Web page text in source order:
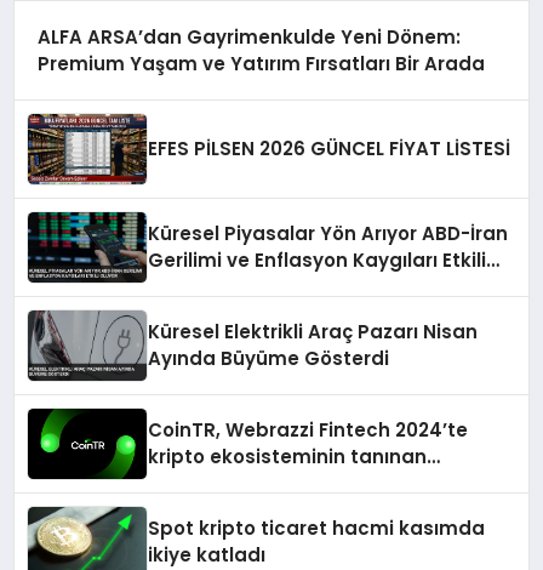
ALFA ARSA’dan Gayrimenkulde Yeni Dönem:
Premium Yaşam ve Yatırım Fırsatları Bir Arada
EFES PİLSEN 2026 GÜNCEL FİYAT LİSTESİ
Küresel Piyasalar Yön Arıyor ABD-İran
Gerilimi ve Enflasyon Kaygıları Etkili
Küresel Elektrikli Araç Pazarı Nisan
Ayında Büyüme Gösterdi
CoinTR, Webrazzi Fintech 2024’te
kripto ekosisteminin tanınan
Spot kripto ticaret hacmi kasımda
ikiye katladı